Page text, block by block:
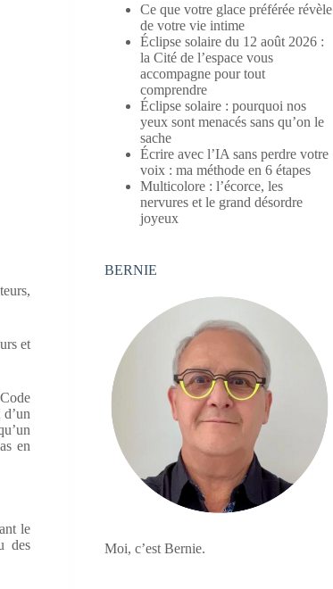
et
en
le
des
Ce que votre glace préférée révèle
de votre vie intime
Éclipse solaire du 12 août 2026 :
la Cité de l’espace vous
accompagne pour tout
comprendre
Éclipse solaire : pourquoi nos
yeux sont menacés sans qu’on le
sache
Écrire avec l’IA sans perdre votre
voix : ma méthode en 6 étapes
Multicolore : l’écorce, les
nervures et le grand désordre
joyeux
BERNIE
Moi, c’est Bernie.